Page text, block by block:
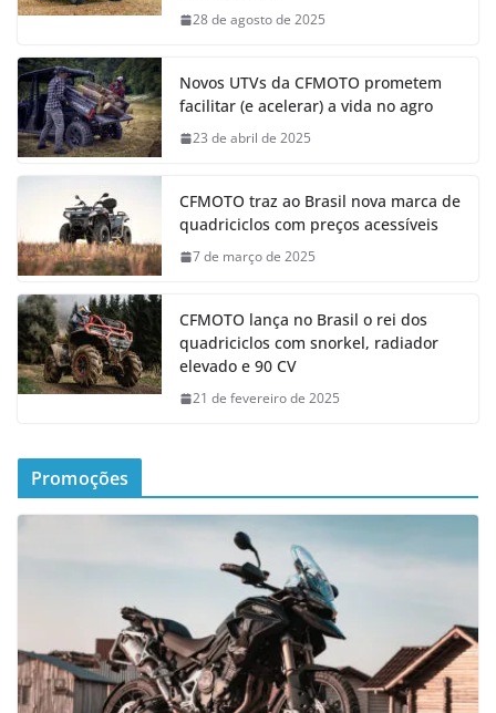
28 de agosto de 2025
Novos UTVs da CFMOTO prometem
facilitar (e acelerar) a vida no agro
23 de abril de 2025
CFMOTO traz ao Brasil nova marca de
quadriciclos com preços acessíveis
7 de março de 2025
CFMOTO lança no Brasil o rei dos
quadriciclos com snorkel, radiador
elevado e 90 CV
21 de fevereiro de 2025
Promoções